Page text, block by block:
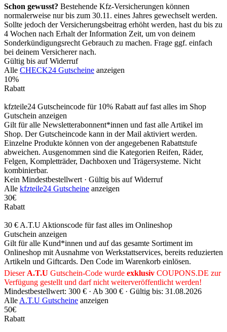
Schon gewusst? Bestehende Kfz-Versicherungen können
normalerweise nur bis zum 30.11. eines Jahres gewechselt werden.
Sollte jedoch der Versicherungsbeitrag erhöht werden, hast du bis zu
4 Wochen nach Erhalt der Information Zeit, um von deinem
Sonderkündigungsrecht Gebrauch zu machen. Frage ggf. einfach
bei deinem Versicherer nach.
Gültig bis auf Widerruf
Alle CHECK24 Gutscheine anzeigen
10%
Rabatt
kfzteile24 Gutscheincode für 10% Rabatt auf fast alles im Shop
Gutschein anzeigen
Gilt für alle Newsletterabonnent*innen und fast alle Artikel im
Shop. Der Gutscheincode kann in der Mail aktiviert werden.
Einzelne Produkte können von der angegebenen Rabattstufe
abweichen. Ausgenommen sind die Kategorien Reifen, Räder,
Felgen, Kompletträder, Dachboxen und Trägersysteme. Nicht
kombinierbar.
Kein Mindestbestellwert · Gültig bis auf Widerruf
Alle kfzteile24 Gutscheine anzeigen
30€
Rabatt
30 € A.T.U Aktionscode für fast alles im Onlineshop
Gutschein anzeigen
Gilt für alle Kund*innen und auf das gesamte Sortiment im
Onlineshop mit Ausnahme von Werkstattservices, bereits reduzierten
Artikeln und Giftcards. Den Code im Warenkorb einlösen.
DieserA.T.U Gutschein-Code wurde exklusiv COUPONS.DE zur
Verfügung gestellt und darf nicht weiterveröffentlicht werden!
Mindestbestellwert: 300 € · Ab 300 € · Gültig bis: 31.08.2026
AlleA.T.U Gutscheine anzeigen
50€
Rabatt